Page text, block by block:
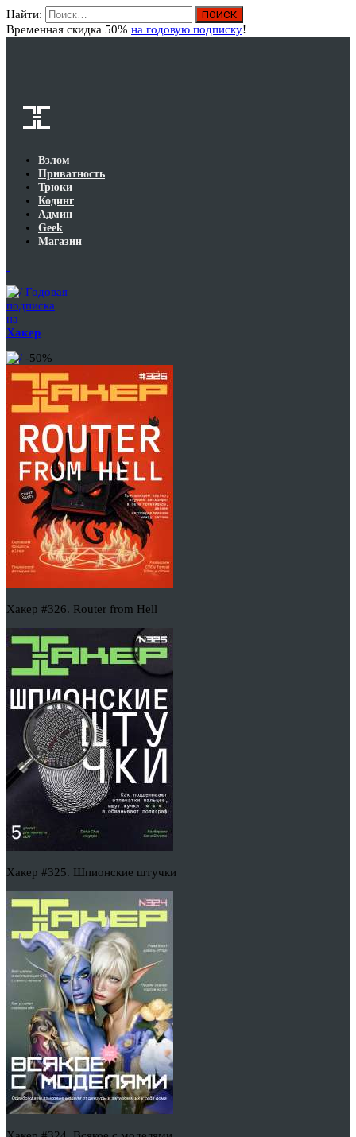
Найти:
Временная скидка 50% на годовую подписку!
Взлом
Приватность
Трюки
Кодинг
Админ
Geek
Магазин
Годовая
подписка
на
Хакер
-50%
Хакер #326. Router from Hell
Хакер #325. Шпионские штучки